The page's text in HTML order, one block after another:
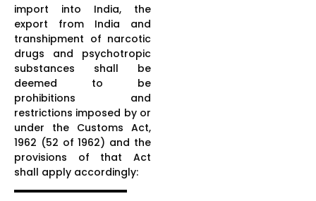
import into India, the
export from India and
transhipment of narcotic
drugs and psychotropic
substances shall be
deemed to be
prohibitions and
restrictions imposed by or
under the Customs Act,
1962 (52 of 1962) and the
provisions of that Act
shall apply accordingly: